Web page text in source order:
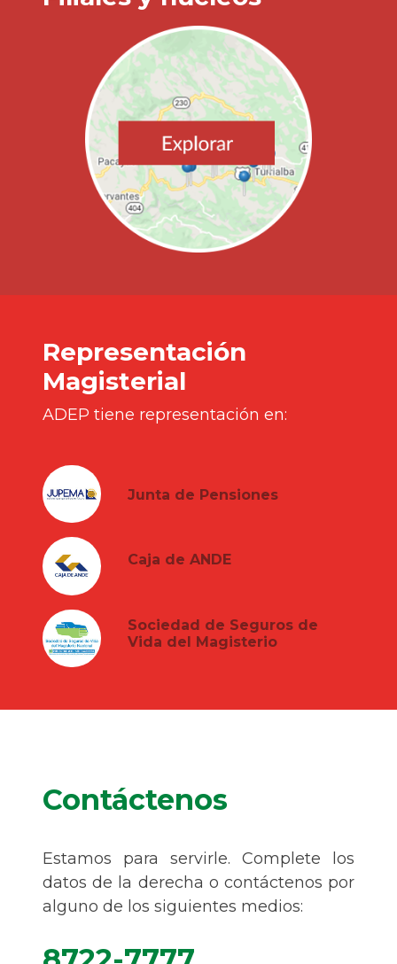
Representación
Magisterial
ADEP tiene representación en:
Junta de Pensiones
Caja de ANDE
Sociedad de Seguros de
Vida del Magisterio
Contáctenos
Estamos para servirle. Complete los
datos de la derecha o contáctenos por
alguno de los siguientes medios: